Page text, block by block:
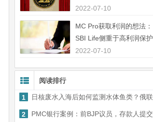
2022-07-10
MC Pro获取利润的想法：
SBI Life侧重于高利润保护
业务”
2022-07-10
阅读排行
1 日核废水入海后如何监测水体鱼类？俄联邦渔业署回应
2 PMC银行案例：前BJP议员，存款人提交警察对顶级管理人员投诉